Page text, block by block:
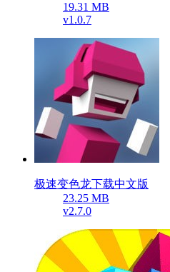
19.31 MB
v1.0.7
极速变色龙下载中文版
23.25 MB
v2.7.0